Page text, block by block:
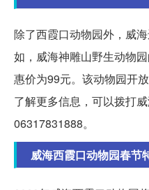
除了西霞口动物园外，威
如，威海神雕山野生动物
惠价为99元。该动物园开
了解更多信息，可以拨打
06317831888。
威海西霞口动物园春节